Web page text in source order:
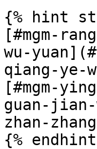
{% hint
[#mgm-
wu-
qiang-ye-
[#mgm-
guan-
zhan-
{%